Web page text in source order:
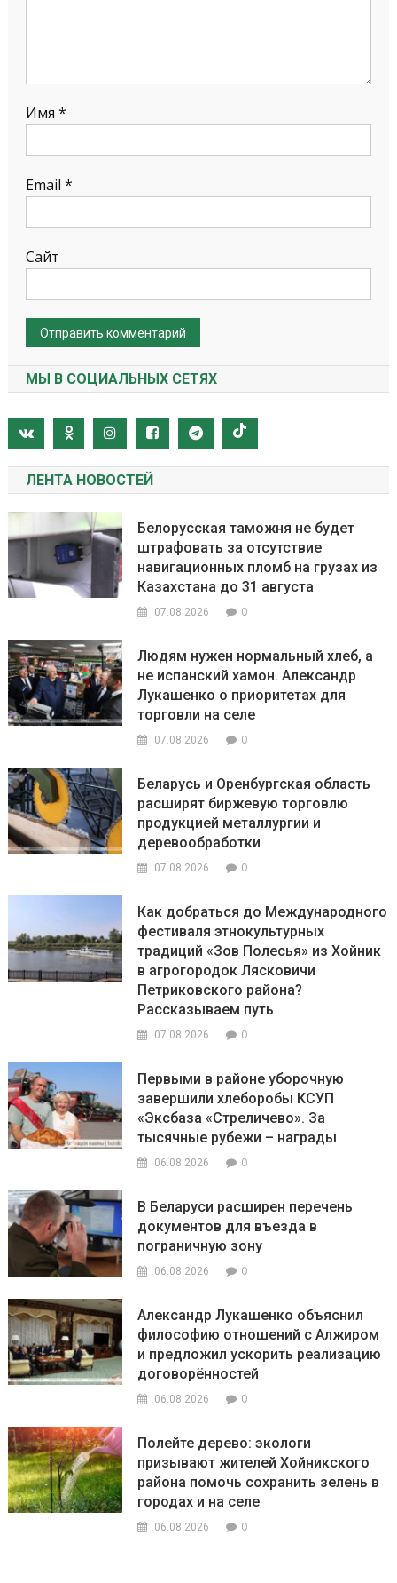
Имя *
Email *
Сайт
МЫ В СОЦИАЛЬНЫХ СЕТЯХ
ЛЕНТА НОВОСТЕЙ
Белорусская таможня не будет
штрафовать за отсутствие
навигационных пломб на грузах из
Казахстана до 31 августа
07.08.2026 0
Людям нужен нормальный хлеб, а
не испанский хамон. Александр
Лукашенко о приоритетах для
торговли на селе
07.08.2026 0
Беларусь и Оренбургская область
расширят биржевую торговлю
продукцией металлургии и
деревообработки
07.08.2026 0
Как добраться до Международного
фестиваля этнокультурных
традиций «Зов Полесья» из Хойник
в агрогородок Лясковичи
Петриковского района?
Рассказываем путь
07.08.2026 0
Первыми в районе уборочную
завершили хлеборобы КСУП
«Эксбаза «Стреличево». За
тысячные рубежи – награды
06.08.2026 0
В Беларуси расширен перечень
документов для въезда в
пограничную зону
06.08.2026 0
Александр Лукашенко объяснил
философию отношений с Алжиром
и предложил ускорить реализацию
договорённостей
06.08.2026 0
Полейте дерево: экологи
призывают жителей Хойникского
района помочь сохранить зелень в
городах и на селе
06.08.2026 0